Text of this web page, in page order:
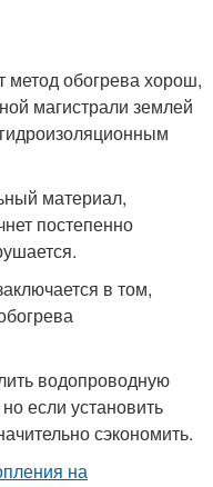
метод обогрева хорош,
магистрали землей
материал,
постепенно
в том,
водопроводную
если установить
сэкономить.